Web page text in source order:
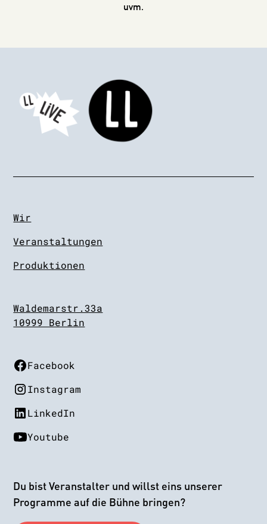
uvm.
Wir
Veranstaltungen
Produktionen
Waldemarstr.33a
10999 Berlin
Facebook
Instagram
LinkedIn
Youtube
Du bist Veranstalter und willst eins unserer
Programme auf die Bühne bringen?